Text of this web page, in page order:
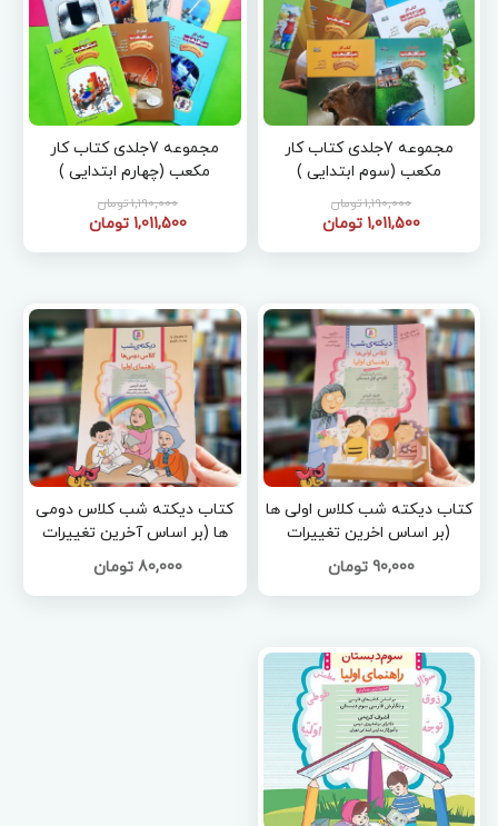
مجموعه 7جلدی کتاب کار
مکعب (سوم ابتدایی )
1,190,000 تومان
1,011,500 تومان
مجموعه 7جلدی کتاب کار
مکعب (چهارم ابتدایی )
1,190,000 تومان
1,011,500 تومان
کتاب دیکته شب کلاس اولی ها
(بر اساس اخرین تغییرات
فارسی اول دبستان )
90,000 تومان
کتاب دیکته شب کلاس دومی
ها (بر اساس آخرین تغییرات
فارسی دوم دبستان )
80,000 تومان